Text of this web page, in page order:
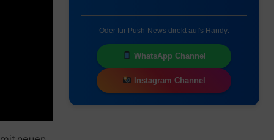
Oder für Push-News direkt auf's Handy:
WhatsApp Channel
Instagram Channel